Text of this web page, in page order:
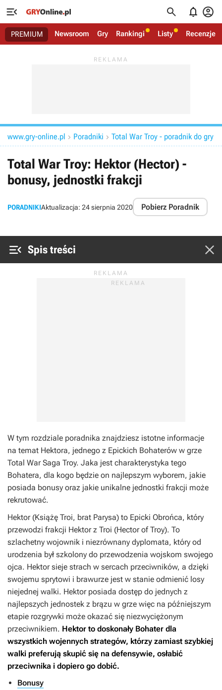
   
PREMIUM Newsroom Gry Rankingi Listy Recenzje
www.gry-online.pl  Poradniki  Total War Troy - poradnik do gry
Total War Troy: Hektor (Hector) -
bonusy, jednostki frakcji
PORADNIKIAktualizacja: 24 sierpnia 2020 Pobierz Poradnik
 Spis treści 
W tym rozdziale poradnika znajdziesz istotne informacje
na temat Hektora, jednego z Epickich Bohaterów w grze
Total War Saga Troy. Jaka jest charakterystyka tego
Bohatera, dla kogo będzie on najlepszym wyborem, jakie
posiada bonusy oraz jakie unikalne jednostki frakcji może
rekrutować.
Hektor (Książę Troi, brat Parysa) to Epicki Obrońca, który
przewodzi frakcji Hektor z Troi (Hector of Troy). To
szlachetny wojownik i niezrównany dyplomata, który od
urodzenia był szkolony do przewodzenia wojskom swojego
ojca. Hektor sieje strach w sercach przeciwników, a dzięki
swojemu sprytowi i brawurze jest w stanie odmienić losy
niejednej walki. Hektor posiada dostęp do jednych z
najlepszych jednostek z brązu w grze więc na późniejszym
etapie rozgrywki może okazać się niezwyciężonym
przeciwnikiem. Hektor to doskonały Bohater dla
wszystkich wojennych strategów, którzy zamiast szybkiej
walki preferują skupić się na defensywie, osłabić
przeciwnika i dopiero go dobić.
Bonusy